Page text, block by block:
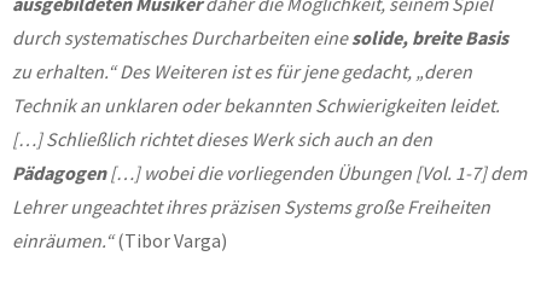
durch systematisches Durcharbeiten einesolide, breite Basis
zu erhalten.“ Des Weiteren ist es für jene gedacht, „deren
Technik an unklaren oder bekannten Schwierigkeiten leidet.
[…] Schließlich richtet dieses Werk sich auch an den
Pädagogen[…] wobei die vorliegenden Übungen [Vol. 1-7] dem
Lehrer ungeachtet ihres präzisen Systems große Freiheiten
einräumen.“(Tibor Varga)